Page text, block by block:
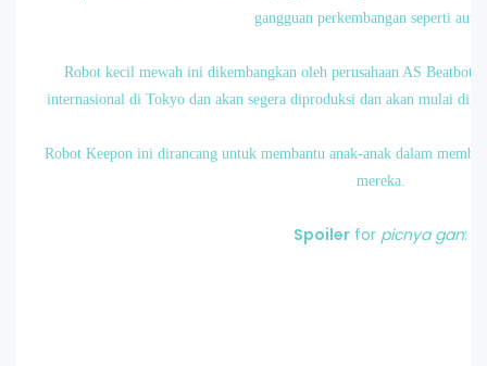
gangguan perkembangan seperti
Robot kecil mewah ini dikembangkan oleh perusahaan AS Beatbots
internasional di Tokyo dan akan segera diproduksi dan akan mulai
Robot Keepon ini dirancang untuk membantu anak-anak dalam
mereka.
Spoiler for picnya gan: